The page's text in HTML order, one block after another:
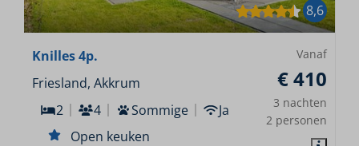
8,6
Vanaf
€ 410
3 nachten
2 personen
Knilles 4p.
Friesland, Akkrum
2
4 Sommige
Ja
Open keuken